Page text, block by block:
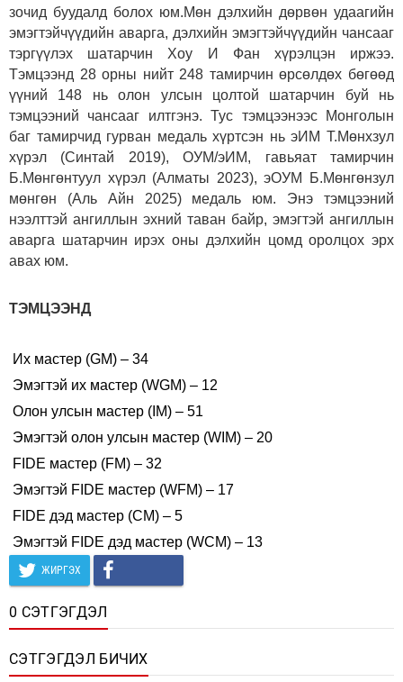
зочид буудалд болох юм.Мөн дэлхийн дөрвөн удаагийн
эмэгтэйчүүдийн аварга, дэлхийн эмэгтэйчүүдийн чансааг
тэргүүлэх шатарчин Хоу И Фан хүрэлцэн иржээ.
Тэмцээнд 28 орны нийт 248 тамирчин өрсөлдөх бөгөөд
үүний 148 нь олон улсын цолтой шатарчин буй нь
тэмцээний чансааг илтгэнэ. Тус тэмцээнээс Монголын
баг тамирчид гурван медаль хүртсэн нь эИМ Т.Мөнхзул
хүрэл (Синтай 2019), ОУМ/эИМ, гавьяат тамирчин
Б.Мөнгөнтуул хүрэл (Алматы 2023), эОУМ Б.Мөнгөнзул
мөнгөн (Аль Айн 2025) медаль юм. Энэ тэмцээний
нээлттэй ангиллын эхний таван байр, эмэгтэй ангиллын
аварга шатарчин ирэх оны дэлхийн цомд оролцох эрх
авах юм.
ТЭМЦЭЭНД
Их мастер (GM) – 34
Эмэгтэй их мастер (WGM) – 12
Олон улсын мастер (IM) – 51
Эмэгтэй олон улсын мастер (WIM) – 20
FIDE мастер (FM) – 32
Эмэгтэй FIDE мастер (WFM) – 17
FIDE дэд мастер (CM) – 5
Эмэгтэй FIDE дэд мастер (WCM) – 13
ЖИРГЭХ
0 СЭТГЭГДЭЛ
СЭТГЭГДЭЛ БИЧИХ